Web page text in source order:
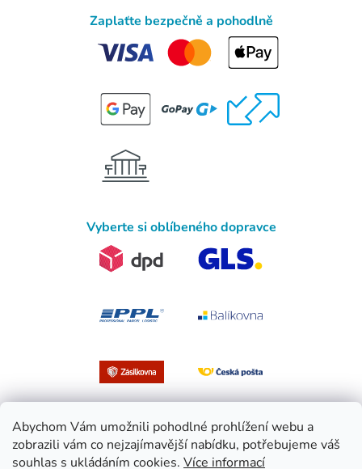
Abychom Vám umožnili pohodlné prohlížení webu a
zobrazili vám co nejzajímavější nabídku, potřebujeme váš
souhlas s ukládáním cookies. Více informací
Zaplaťte bezpečně a pohodlně
Vyberte si oblíbeného dopravce